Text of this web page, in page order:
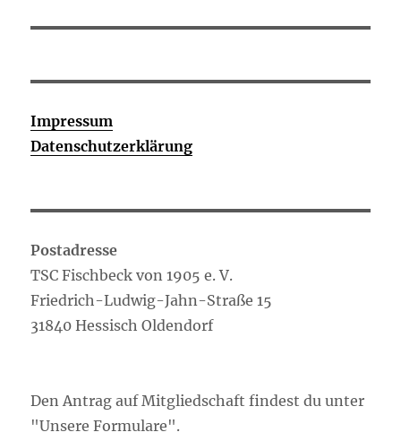
Impressum
Datenschutzerklärung
Postadresse
TSC Fischbeck von 1905 e. V.
Friedrich-Ludwig-Jahn-Straße 15
31840 Hessisch Oldendorf
Den Antrag auf Mitgliedschaft findest du unter
"Unsere Formulare".